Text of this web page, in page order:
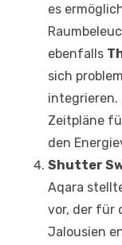
es
ebenfalls
sich
integrieren.
Zeitpläne
den
Shutter
Aqara
vor, der für
Jalousien